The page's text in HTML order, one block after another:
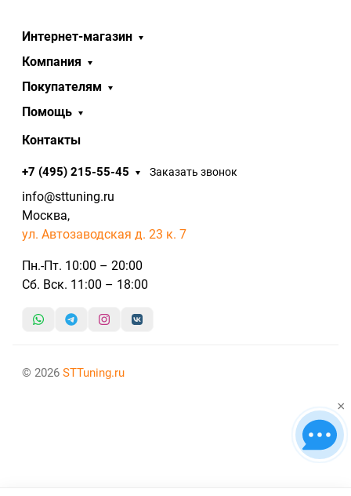
Интернет-магазин
Компания
Покупателям
Помощь
Контакты
+7 (495) 215-55-45 Заказать звонок
info@sttuning.ru
Москва,
ул. Автозаводская д. 23 к. 7
Пн.-Пт. 10:00 – 20:00
Сб. Вск. 11:00 – 18:00
© 2026 STTuning.ru
×